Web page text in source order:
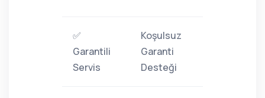
✅
Garantili
Servis
Koşulsuz
Garanti
Desteği